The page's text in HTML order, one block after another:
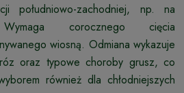
południowo-zachodniej, np. na
corocznego cięcia
wiosną. Odmiana wykazuje
oraz typowe choroby grusz, co
również dla chłodniejszych